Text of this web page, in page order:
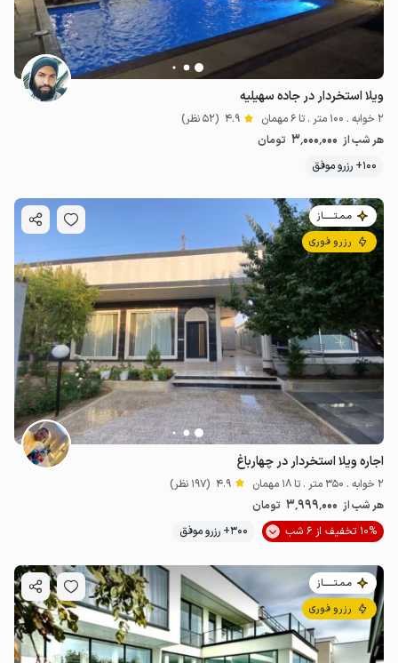
ویلا استخردار در جاده سهیلیه
2 خوابه . 100 متر . تا 6 مهمان 4.9 (52 نظر)
هر شب از 3٬000٬000 تومان
100+ رزرو موفق
مـمـتــــــاز
رزرو فوری
اجاره ویلا استخردار در چهارباغ
2 خوابه . 350 متر . تا 18 مهمان 4.9 (197 نظر)
هر شب از 3٬999٬000 تومان
10% تخفیف از 6 شب
300+ رزرو موفق
مـمـتــــــاز
رزرو فوری